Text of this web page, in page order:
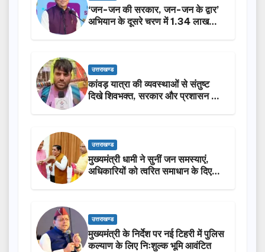
‘जन-जन की सरकार, जन-जन के द्वार’
अभियान के दूसरे चरण में 1.34 लाख
उत्तराखण्ड
कांवड़ यात्रा की व्यवस्थाओं से संतुष्ट
दिखे शिवभक्त, सरकार और प्रशासन की
उत्तराखण्ड
मुख्यमंत्री धामी ने सुनीं जन समस्याएं,
अधिकारियों को त्वरित समाधान के दिए
उत्तराखण्ड
मुख्यमंत्री के निर्देश पर नई टिहरी में पुलिस
कल्याण के लिए निःशुल्क भूमि आवंटित